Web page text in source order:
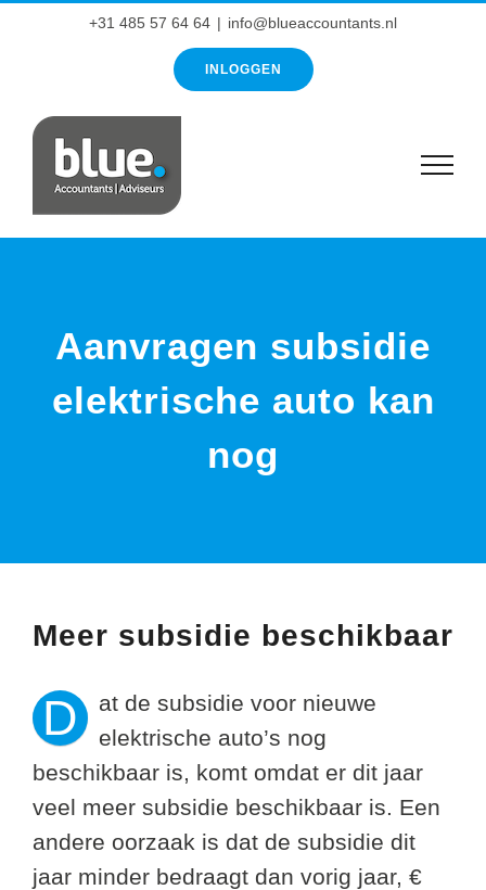
+31 485 57 64 64 | info@blueaccountants.nl
INLOGGEN
Aanvragen subsidie
elektrische auto kan
nog
Meer subsidie beschikbaar
D
at de subsidie voor nieuwe
elektrische auto’s nog
beschikbaar is, komt omdat er dit jaar
veel meer subsidie beschikbaar is. Een
andere oorzaak is dat de subsidie dit
jaar minder bedraagt dan vorig jaar, €